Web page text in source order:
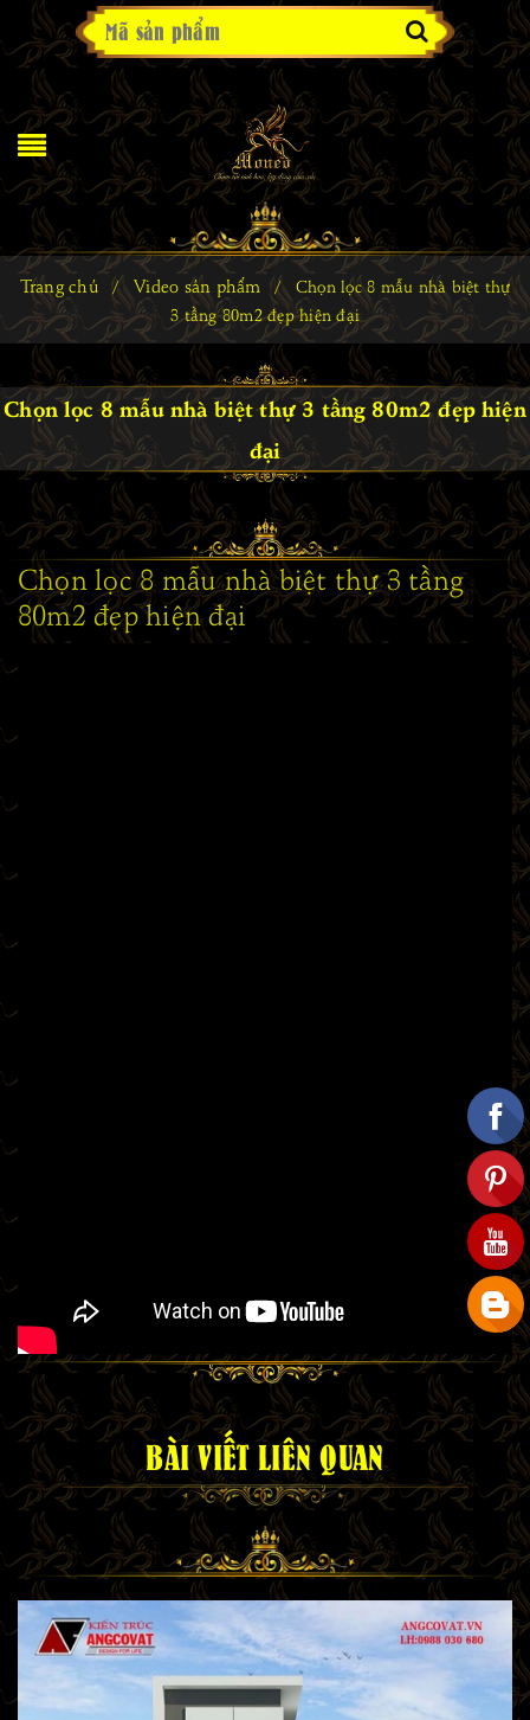
Trang chủ / Video sản phẩm / Chọn lọc 8 mẫu nhà biệt thự
3 tầng 80m2 đẹp hiện đại
Chọn lọc 8 mẫu nhà biệt thự 3 tầng 80m2 đẹp hiện
đại
Chọn lọc 8 mẫu nhà biệt thự 3 tầng
80m2 đẹp hiện đại
BÀI VIẾT LIÊN QUAN